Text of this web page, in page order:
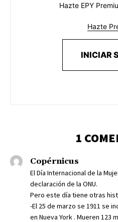
Hazte EPY
Hazte
INICIAR
1
Copérnicus
El Día Internacional de la
declaración de la ONU.
Pero este día tiene otras
-El 25 de marzo se 1911 se
en Nueva York . Mueren 123